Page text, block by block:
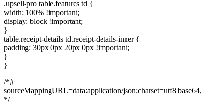
.upsell-pro table.features td {
width: 100% !important;
display: block !important;
}
table.receipt-details td.receipt-details-inner {
padding: 30px 0px 20px 0px !important;
}
}
/*#
sourceMappingURL=data:application/
*/